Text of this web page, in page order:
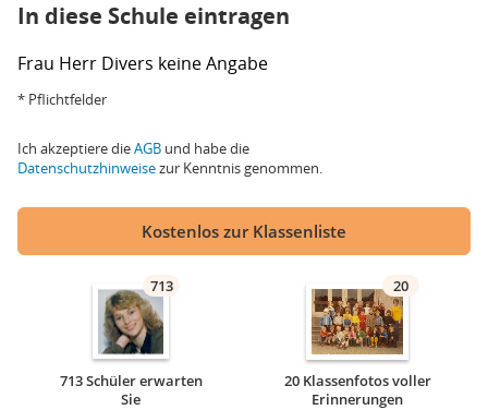
In diese Schule eintragen
Frau Herr Divers keine Angabe
* Pflichtfelder
Ich akzeptiere dieAGB und habe die
Datenschutzhinweisezur Kenntnis genommen.
Kostenlos zur Klassenliste
713
713 Schüler erwarten
Sie
20
20 Klassenfotos voller
Erinnerungen